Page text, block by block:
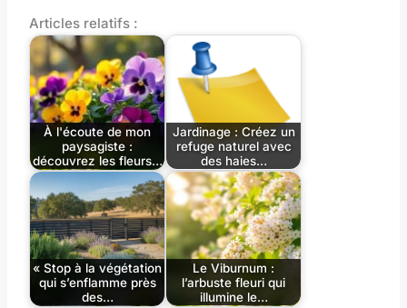
Articles relatifs :
À l'écoute de mon
paysagiste :
découvrez les fleurs…
Jardinage : Créez un
refuge naturel avec
des haies…
« Stop à la végétation
qui s’enflamme près
des…
Le Viburnum :
l’arbuste fleuri qui
illumine le…